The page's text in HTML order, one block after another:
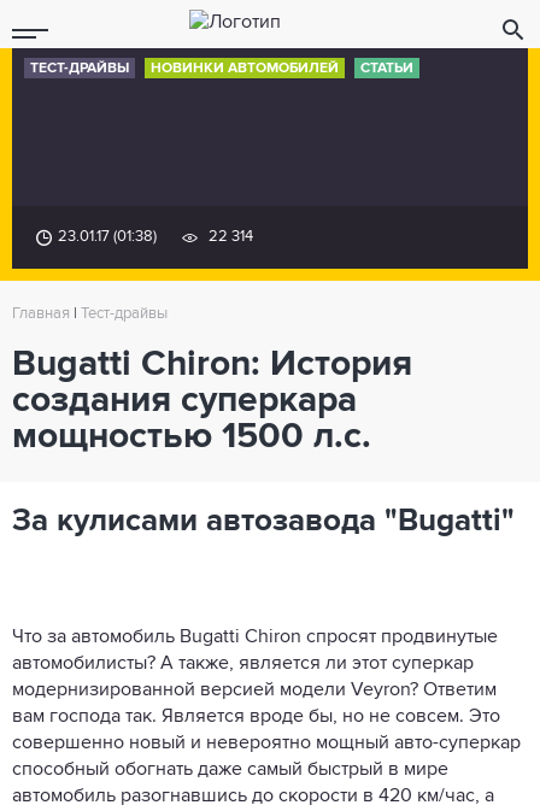
ТЕСТ-ДРАЙВЫ НОВИНКИ АВТОМОБИЛЕЙ СТАТЬИ
23.01.17 (01:38) 22 314
Главная Тест-драйвы
Bugatti Chiron: История
создания суперкара
мощностью 1500 л.с.
За кулисами автозавода "Bugatti"
Что за автомобиль Bugatti Chiron спросят продвинутые
автомобилисты? А также, является ли этот суперкар
модернизированной версией модели Veyron? Ответим
вам господа так. Является вроде бы, но не совсем. Это
совершенно новый и невероятно мощный авто-суперкар
способный обогнать даже самый быстрый в мире
автомобиль разогнавшись до скорости в 420 км/час, а